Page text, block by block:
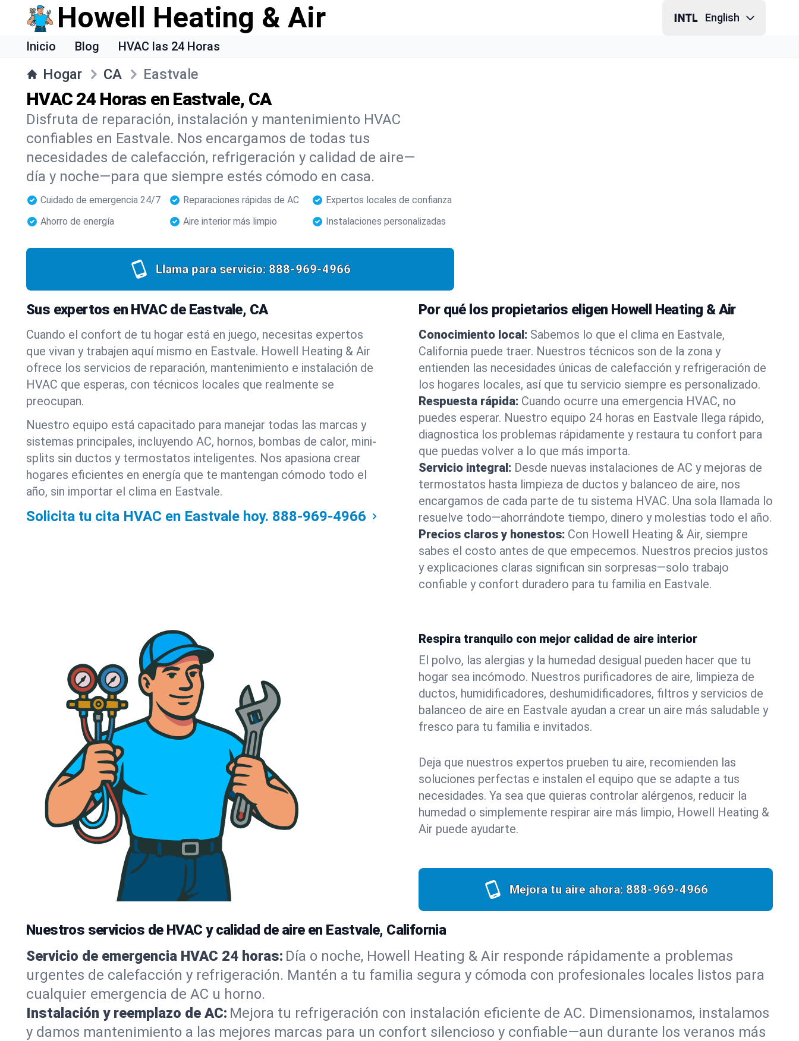
Howell Heating & Air English
Inicio Blog HVAC las 24 Horas
Hogar CA Eastvale
HVAC 24 Horas en Eastvale, CA
Disfruta de reparación, instalación y mantenimiento HVAC
confiables en Eastvale. Nos encargamos de todas tus
necesidades de calefacción, refrigeración y calidad de aire—
día y noche—para que siempre estés cómodo en casa.
Cuidado de emergencia 24/7 Reparaciones rápidas de AC
Expertos locales de confianza
Ahorro de energía
Aire interior más limpio Instalaciones personalizadas
Llama para servicio: 888-969-4966
Sus expertos en HVAC de Eastvale, CA
Cuando el confort de tu hogar está en juego, necesitas expertos
que vivan y trabajen aquí mismo en Eastvale. Howell Heating & Air
ofrece los servicios de reparación, mantenimiento e instalación de
HVAC que esperas, con técnicos locales que realmente se
preocupan.
Nuestro equipo está capacitado para manejar todas las marcas y
sistemas principales, incluyendo AC, hornos, bombas de calor, mini-
splits sin ductos y termostatos inteligentes. Nos apasiona crear
hogares eficientes en energía que te mantengan cómodo todo el
año, sin importar el clima en Eastvale.
Solicita tu cita HVAC en Eastvale hoy. 888-969-4966
Por qué los propietarios eligen Howell Heating & Air
Conocimiento local: Sabemos lo que el clima en Eastvale,
California puede traer. Nuestros técnicos son de la zona y
entienden las necesidades únicas de calefacción y refrigeración de
los hogares locales, así que tu servicio siempre es personalizado.
Respuesta rápida: Cuando ocurre una emergencia HVAC, no
puedes esperar. Nuestro equipo 24 horas en Eastvale llega rápido,
diagnostica los problemas rápidamente y restaura tu confort para
que puedas volver a lo que más importa.
Servicio integral: Desde nuevas instalaciones de AC y mejoras de
termostatos hasta limpieza de ductos y balanceo de aire, nos
encargamos de cada parte de tu sistema HVAC. Una sola llamada lo
resuelve todo—ahorrándote tiempo, dinero y molestias todo el año.
Precios claros y honestos: Con Howell Heating & Air, siempre
sabes el costo antes de que empecemos. Nuestros precios justos
y explicaciones claras significan sin sorpresas—solo trabajo
confiable y confort duradero para tu familia en Eastvale.
Respira tranquilo con mejor calidad de aire interior
El polvo, las alergias y la humedad desigual pueden hacer que tu
hogar sea incómodo. Nuestros purificadores de aire, limpieza de
ductos, humidificadores, deshumidificadores, filtros y servicios de
balanceo de aire en Eastvale ayudan a crear un aire más saludable y
fresco para tu familia e invitados.
Deja que nuestros expertos prueben tu aire, recomienden las
soluciones perfectas e instalen el equipo que se adapte a tus
necesidades. Ya sea que quieras controlar alérgenos, reducir la
humedad o simplemente respirar aire más limpio, Howell Heating &
Air puede ayudarte.
Mejora tu aire ahora: 888-969-4966
Nuestros servicios de HVAC y calidad de aire en Eastvale, California
Servicio de emergencia HVAC 24 horas: Día o noche, Howell Heating & Air responde rápidamente a problemas
urgentes de calefacción y refrigeración. Mantén a tu familia segura y cómoda con profesionales locales listos para
cualquier emergencia de AC u horno.
Instalación y reemplazo de AC: Mejora tu refrigeración con instalación eficiente de AC. Dimensionamos, instalamos
y damos mantenimiento a las mejores marcas para un confort silencioso y confiable—aun durante los veranos más